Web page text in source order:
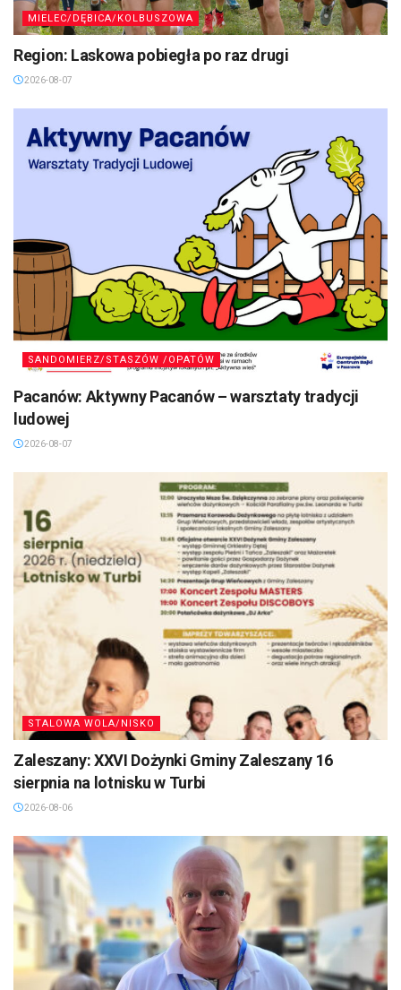
MIELEC/DĘBICA/KOLBUSZOWA
Region: Laskowa pobiegła po raz drugi
2026-08-07
SANDOMIERZ/STASZÓW /OPATÓW
Pacanów: Aktywny Pacanów – warsztaty tradycji
ludowej
2026-08-07
STALOWA WOLA/NISKO
Zaleszany: XXVI Dożynki Gminy Zaleszany 16
sierpnia na lotnisku w Turbi
2026-08-06